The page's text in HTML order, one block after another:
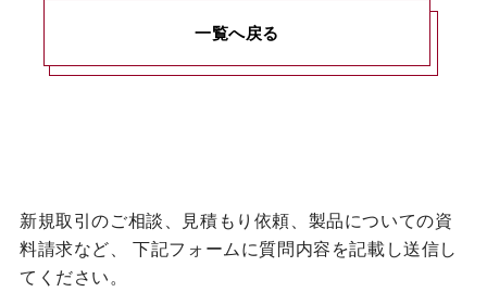
一覧へ戻る
新規取引のご相談、見積もり依頼、製品についての資
料請求など、
下記フォームに質問内容を記載し送信し
てください。